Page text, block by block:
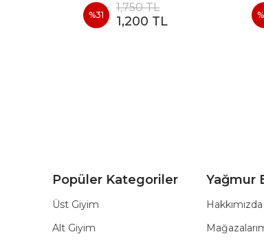
%31
1,750 TL
1,200 TL %
Popüler Kategoriler
Üst Giyim
Alt Giyim
Yağmur
Hakkımızda